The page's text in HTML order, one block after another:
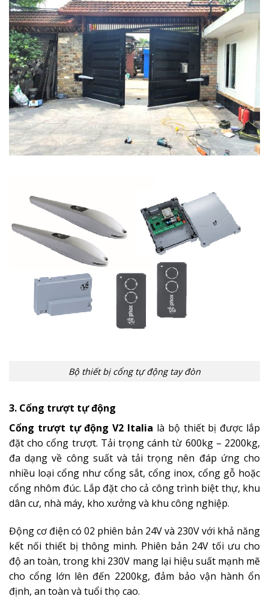
Bộ thiết bị cổng tự động tay đòn
3. Cổng trượt tự động
Cổng trượt tự động V2 Italia là bộ thiết bị được lắp
đặt cho cổng trượt. Tải trọng cánh từ 600kg – 2200kg,
đa dạng về công suất và tải trọng nên đáp ứng cho
nhiều loại cổng như cổng sắt, cổng inox, cổng gỗ hoặc
cổng nhôm đúc. Lắp đặt cho cả công trình biệt thự, khu
dân cư, nhà máy, kho xưởng và khu công nghiệp.
Động cơ điện có 02 phiên bản 24V và 230V với khả năng
kết nối thiết bị thông minh. Phiên bản 24V tối ưu cho
độ an toàn, trong khi 230V mang lại hiệu suất mạnh mẽ
cho cổng lớn lên đến 2200kg, đảm bảo vận hành ổn
định, an toàn và tuổi thọ cao.